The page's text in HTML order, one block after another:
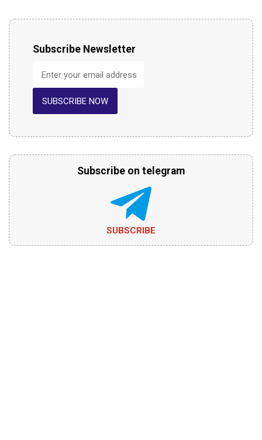
Subscribe Newsletter
SUBSCRIBE NOW
Subscribe on telegram
SUBSCRIBE